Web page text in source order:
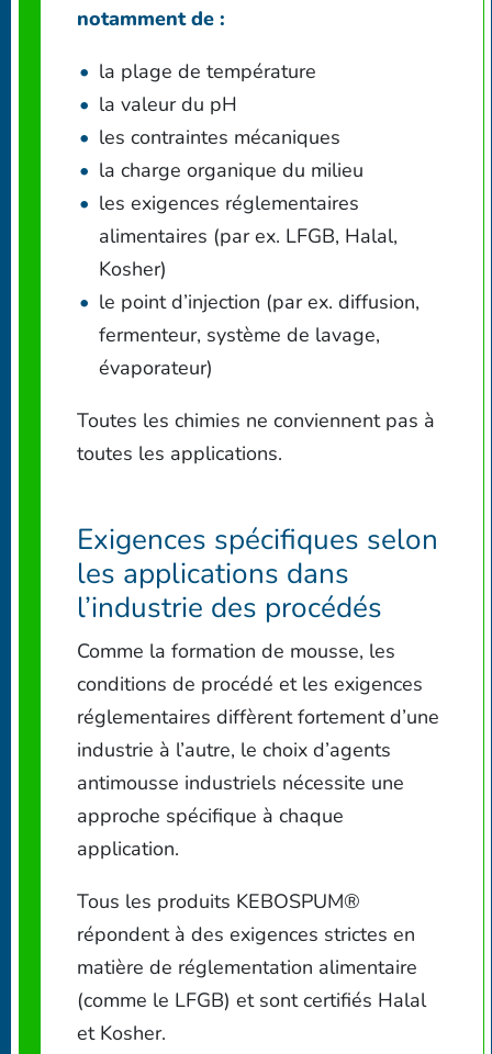
notamment de :
la plage de température
la valeur du pH
les contraintes mécaniques
la charge organique du milieu
les exigences réglementaires
alimentaires (par ex. LFGB, Halal,
Kosher)
le point d’injection (par ex. diffusion,
fermenteur, système de lavage,
évaporateur)
Toutes les chimies ne conviennent pas à
toutes les applications.
Exigences spécifiques selon
les applications dans
l’industrie des procédés
Comme la formation de mousse, les
conditions de procédé et les exigences
réglementaires diffèrent fortement d’une
industrie à l’autre, le choix d’agents
antimousse industriels nécessite une
approche spécifique à chaque
application.
Tous les produits KEBOSPUM®
répondent à des exigences strictes en
matière de réglementation alimentaire
(comme le LFGB) et sont certifiés Halal
et Kosher.